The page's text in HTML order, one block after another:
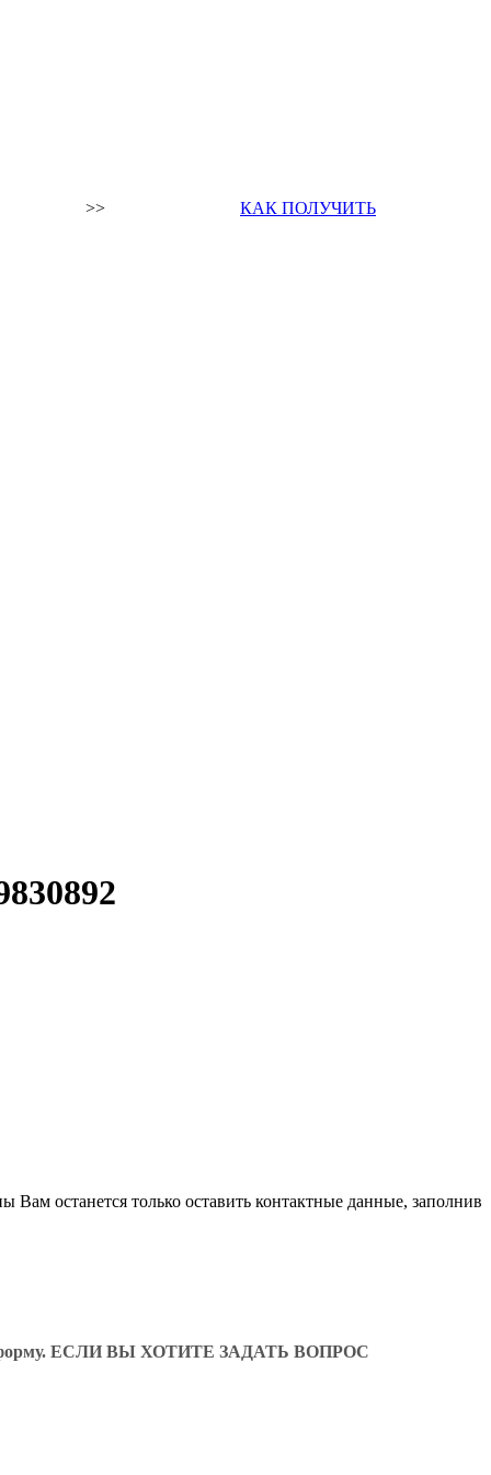
>> КАК ПОЛУЧИТЬ
Вам останется только оставить контактные данные, заполнив
форму. ЕСЛИ ВЫ ХОТИТЕ ЗАДАТЬ ВОПРОС